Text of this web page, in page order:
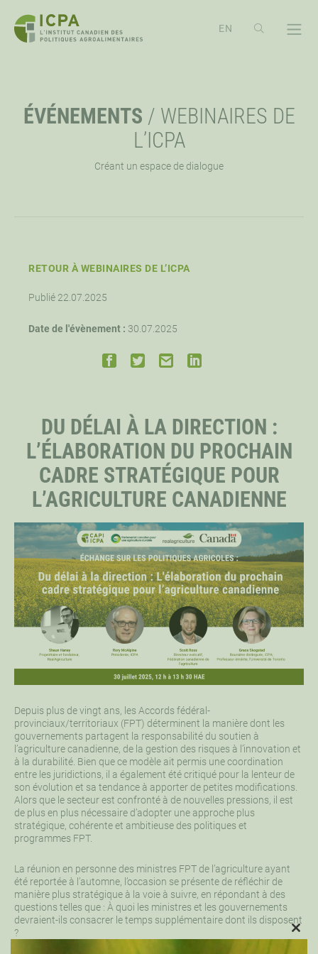
CONTENU
MISSION, VISION ET VALEURS
APPROCHE DE L’ICPA
BOURSIERS DISTINGUÉS
BOURSIERS DOCTORAUX
WEBINAIRES
TRAVAILLONS ENSEMBLES
CONTACTEZ-NOUS
ÉVÉNEMENTS / WEBINAIRES DE
L’ICPA
Créant un espace de dialogue
RETOUR À WEBINAIRES DE L’ICPA
Publié 22.07.2025
Date de l'évènement : 30.07.2025
DU DÉLAI À LA DIRECTION :
L’ÉLABORATION DU PROCHAIN
CADRE STRATÉGIQUE POUR
L’AGRICULTURE CANADIENNE
Depuis plus de vingt ans, les Accords fédéral-
provinciaux/territoriaux (FPT) déterminent la manière dont les
gouvernements partagent la responsabilité du soutien à
l’agriculture canadienne, de la gestion des risques à l’innovation et
à la durabilité. Bien que ce modèle ait permis une coordination
entre les juridictions, il a également été critiqué pour la lenteur de
son évolution et sa tendance à apporter de petites modifications.
Alors que le secteur est confronté à de nouvelles pressions, il est
de plus en plus nécessaire d’adopter une approche plus
stratégique, cohérente et ambitieuse des politiques et
programmes FPT.
La réunion en personne des ministres FPT de l’agriculture ayant
été reportée à l’automne, l’occasion se présente de réfléchir de
manière plus stratégique à la voie à suivre, en répondant à des
questions telles que : À quoi les ministres et les gouvernements
devraient-ils consacrer le temps supplémentaire dont ils disposent
?